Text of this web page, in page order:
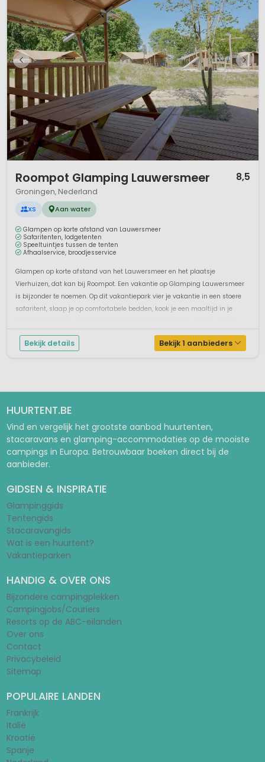
Roompot Glamping Lauwersmeer 8,5
Groningen, Nederland
XS Aan water
Glampen op korte afstand van Lauwersmeer
Safaritenten, lodgetenten
Speeltuintjes tussen de tenten
Afhaalservice, broodjesservice
Glampen op korte afstand van het Lauwersmeer en het plaatsje
Vierhuizen, dat kan bij Roompot. Een vakantie op Glamping Lauwersmeer
is bijzonder te noemen. Op dit vakantiepark vier je vakantie in een stoere
safaritent, slaap je op comfortabele bedden, kook je een maaltijd in je
wor...
Bekijk details Bekijk 1 aanbieders
HUURTENT.BE
Vind en vergelijk het grootste aanbod huurtenten,
stacaravans en glamping-accommodaties op de mooiste
campings in Europa. Betrouwbaar boeken direct bij de
aanbieder.
GIDSEN & INSPIRATIE
Glampinggids
Tentengids
Stacaravangids
Wat is een huurtent?
Vakantieparken
HANDIG & OVER ONS
Bijzondere campingplekken
Campingjobs/Couriers
Resorts op de ABC-eilanden
Over ons
Contact
Privacybeleid
Sitemap
POPULAIRE LANDEN
Frankrijk
Italië
Kroatië
Spanje